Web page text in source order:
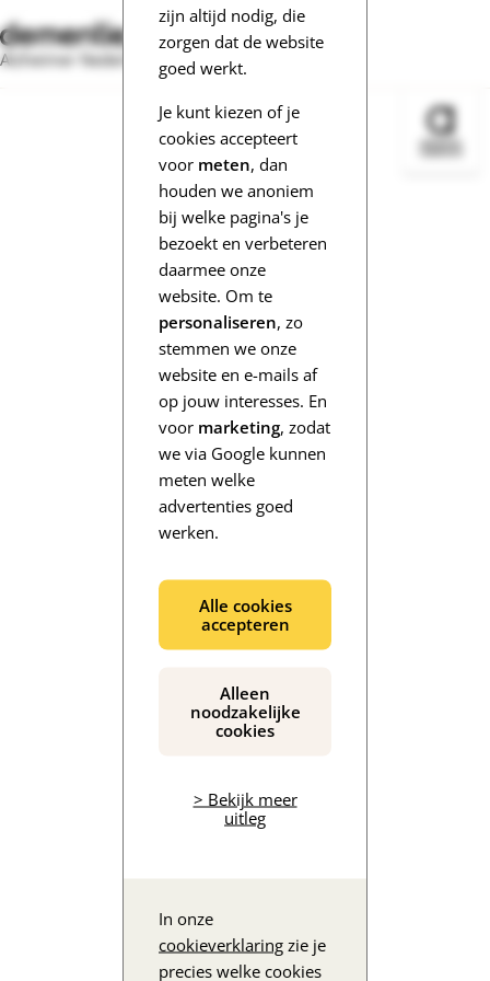
zijn altijd nodig, die
zorgen dat de website
goed werkt.
Je kunt kiezen of je
cookies accepteert
voor meten, dan
houden we anoniem
bij welke pagina's je
bezoekt en verbeteren
daarmee onze
website. Om te
personaliseren, zo
stemmen we onze
website en e-mails af
op jouw interesses. En
voor marketing, zodat
we via Google kunnen
meten welke
advertenties goed
werken.
Alle cookies
accepteren
Alleen
noodzakelijke
cookies
> Bekijk meer
uitleg
In onze
cookieverklaring zie je
precies welke cookies
Alzheimer Nederland
De inhoud wordt geladen...